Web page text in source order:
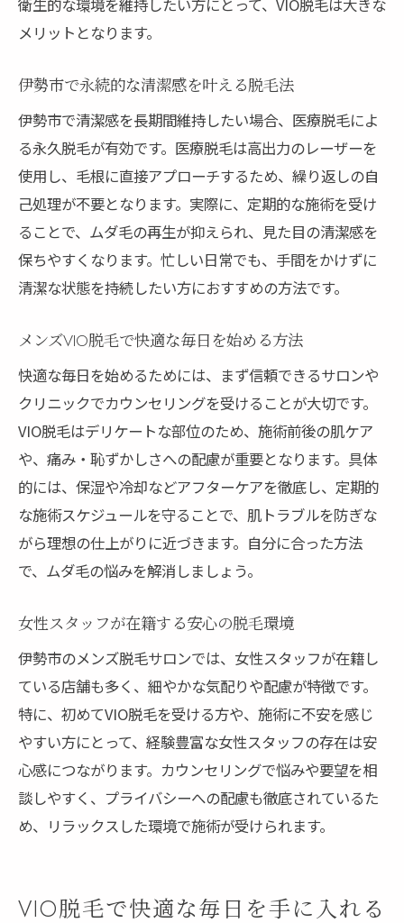
衛生的な環境を維持したい方にとって、VIO脱毛は大きな
メリットとなります。
伊勢市で永続的な清潔感を叶える脱毛法
伊勢市で清潔感を長期間維持したい場合、医療脱毛によ
る永久脱毛が有効です。医療脱毛は高出力のレーザーを
使用し、毛根に直接アプローチするため、繰り返しの自
己処理が不要となります。実際に、定期的な施術を受け
ることで、ムダ毛の再生が抑えられ、見た目の清潔感を
保ちやすくなります。忙しい日常でも、手間をかけずに
清潔な状態を持続したい方におすすめの方法です。
メンズVIO脱毛で快適な毎日を始める方法
快適な毎日を始めるためには、まず信頼できるサロンや
クリニックでカウンセリングを受けることが大切です。
VIO脱毛はデリケートな部位のため、施術前後の肌ケア
や、痛み・恥ずかしさへの配慮が重要となります。具体
的には、保湿や冷却などアフターケアを徹底し、定期的
な施術スケジュールを守ることで、肌トラブルを防ぎな
がら理想の仕上がりに近づきます。自分に合った方法
で、ムダ毛の悩みを解消しましょう。
女性スタッフが在籍する安心の脱毛環境
伊勢市のメンズ脱毛サロンでは、女性スタッフが在籍し
ている店舗も多く、細やかな気配りや配慮が特徴です。
特に、初めてVIO脱毛を受ける方や、施術に不安を感じ
やすい方にとって、経験豊富な女性スタッフの存在は安
心感につながります。カウンセリングで悩みや要望を相
談しやすく、プライバシーへの配慮も徹底されているた
め、リラックスした環境で施術が受けられます。
VIO脱毛で快適な毎日を手に入れる